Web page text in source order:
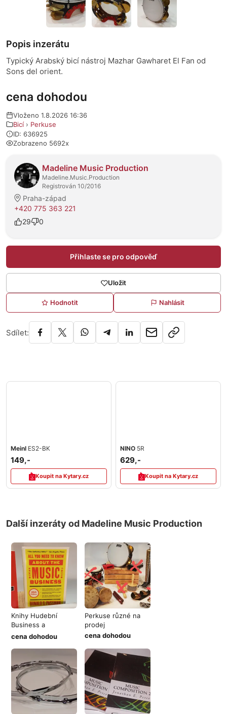
cena dohodou
Vloženo 1.8.2026 16:36
Bicí › Perkuse
ID: 636925
Zobrazeno 5692x
O prodejci
Madeline Music Production
Madeline.Music.Production
Registrován 10/2016
Praha-západ
+420 775 363 221
29
0
Přihlaste se pro odpověď
Uložit
Hodnotit Nahlásit
Sdílet:
Popis inzerátu
Typický Arabský bicí nástroj Mazhar Gawharet El Fan od
Sons del orient.
Meinl ES2-BK
149,-
Koupit na Kytary.cz
NINO 5R
629,-
Koupit na Kytary.cz
Další inzeráty od Madeline Music Production
Knihy Hudební
Business a
Management AJ
cena dohodou
Perkuse různé na
prodej
cena dohodou